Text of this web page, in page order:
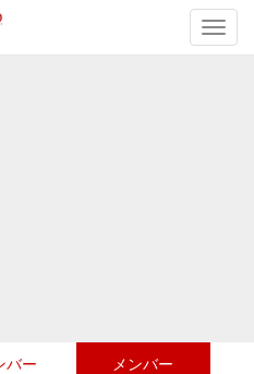
バー
メンバー